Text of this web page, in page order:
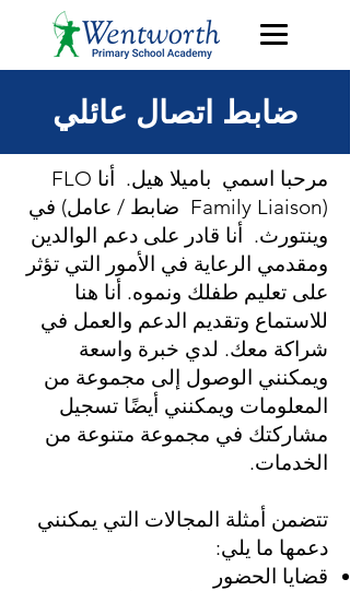
ضابط اتصال عائلي
مرحبا اسمي باميلا هيل.
أنا FLO
(Family Liaison
ضابط / عامل) في
وينتورث. أنا قادر على دعم الوالدين
ومقدمي الرعاية في الأمور التي تؤثر
على تعليم طفلك ونموه. أنا هنا
للاستماع وتقديم الدعم والعمل في
شراكة معك. لدي خبرة واسعة
ويمكنني الوصول إلى مجموعة من
المعلومات ويمكنني أيضًا تسجيل
مشاركتك في مجموعة متنوعة من
الخدمات.
تتضمن أمثلة المجالات التي يمكنني
دعمها ما يلي:
قضايا الحضور